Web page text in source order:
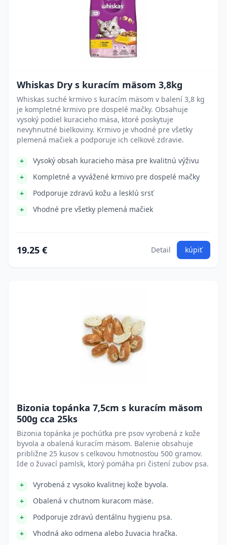
Whiskas Dry s kuracím mäsom 3,8kg
Whiskas suché krmivo s kuracím mäsom v balení 3,8 kg
je kompletné krmivo pre dospelé mačky. Obsahuje
vysoký podiel kuracieho mäsa, ktoré poskytuje
nevyhnutné bielkoviny. Krmivo je vhodné pre všetky
plemená mačiek a podporuje ich celkové zdravie.
Vysoký obsah kuracieho mäsa pre kvalitnú výživu
Kompletné a vyvážené krmivo pre dospelé mačky
Podporuje zdravú kožu a lesklú srsť
Vhodné pre všetky plemená mačiek
19.25 € Detail kúpiť
Bizonia topánka 7,5cm s kuracím mäsom
500g cca 25ks
Bizonia topánka je pochúťka pre psov vyrobená z kože
byvola a obalená kuracím mäsom. Balenie obsahuje
približne 25 kusov s celkovou hmotnosťou 500 gramov.
Ide o žuvací pamlsk, ktorý pomáha pri čistení zubov psa.
Vyrobená z vysoko kvalitnej kože byvola.
Obalená v chutnom kuracom mäse.
Podporuje zdravú dentálnu hygienu psa.
Vhodná ako odmena alebo žuvacia hračka.